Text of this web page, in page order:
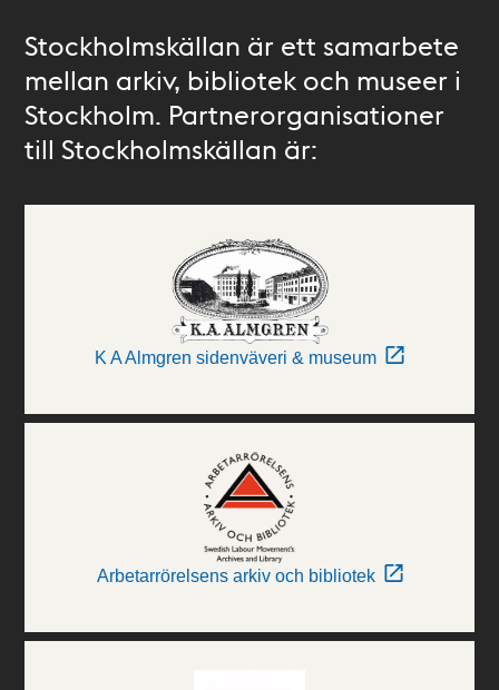
Stockholmskällan är ett samarbete
mellan arkiv, bibliotek och museer i
Stockholm. Partnerorganisationer
till Stockholmskällan är:
K A Almgren sidenväveri & museum
Arbetarrörelsens arkiv och bibliotek